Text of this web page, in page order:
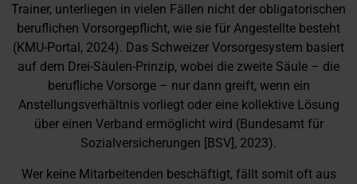
Trainer, unterliegen in vielen Fällen nicht der obligatorischen
beruflichen Vorsorgepflicht, wie sie für Angestellte besteht
(KMU-Portal, 2024). Das Schweizer Vorsorgesystem basiert
auf dem Drei-Säulen-Prinzip, wobei die zweite Säule – die
berufliche Vorsorge – nur dann greift, wenn ein
Anstellungsverhältnis vorliegt oder eine kollektive Lösung
über einen Verband ermöglicht wird (Bundesamt für
Sozialversicherungen [BSV], 2023).
Wer keine Mitarbeitenden beschäftigt, fällt somit oft aus